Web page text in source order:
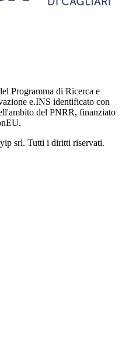
Programma di Ricerca e
e.INS identificato con
del PNRR, finanziato
srl. Tutti i diritti riservati.